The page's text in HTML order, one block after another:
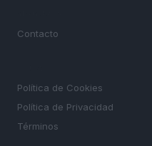
Contacto
Política de Cookies
Política de Privacidad
Términos